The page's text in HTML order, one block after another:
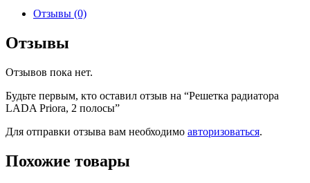
Отзывы (0)
Отзывы
Отзывов пока нет.
Будьте первым, кто оставил отзыв на “Решетка радиатора
LADA Priora, 2 полосы”
Для отправки отзыва вам необходимо авторизоваться.
Похожие товары